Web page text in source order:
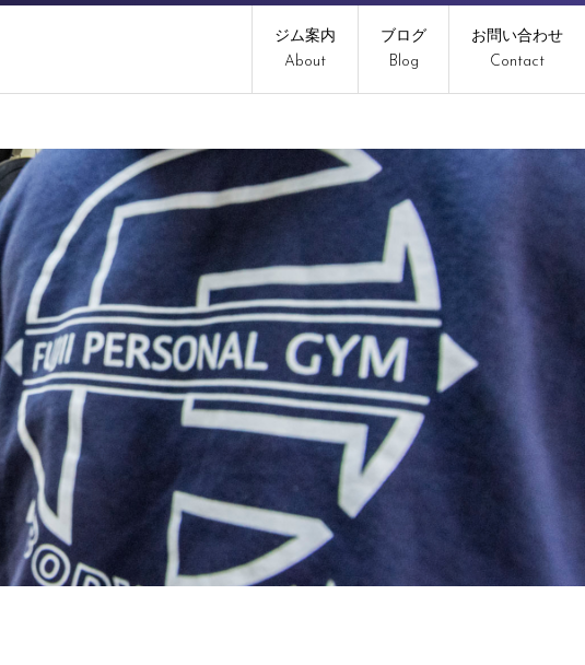
ジム案内
About
ブログ
Blog
お問い合わせ
Contact